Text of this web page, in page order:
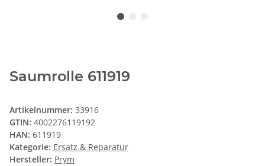
Saumrolle 611919
Artikelnummer: 33916
GTIN: 4002276119192
HAN: 611919
Kategorie: Ersatz & Reparatur
Hersteller: Prym